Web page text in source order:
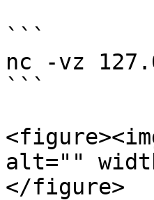
```
nc -vz
```
alt=""
</figure>